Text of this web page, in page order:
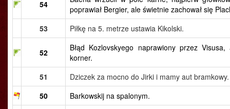
54
poprawiał Bergier, ale świetnie zachował się
53
Piłkę na 5. metrze ustawia Kikolski.
52
Błąd Kozlovskyego naprawiony przez
korner.
51
Dziczek za mocno do Jirki i mamy aut bramkowy.
50
Barkowskij na spalonym.